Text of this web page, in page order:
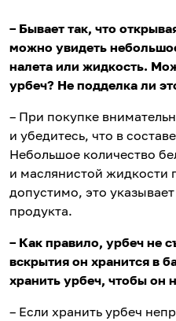
– Бывает так, что
можно увидеть
налета или жидкость.
урбеч? Не подделка ли
– При покупке
и убедитесь, что в
Небольшое количество
и маслянистой жидкости
допустимо, это
продукта.
– Как правило, урбеч не
вскрытия он хранится в
хранить урбеч, чтобы он
– Если хранить урбеч